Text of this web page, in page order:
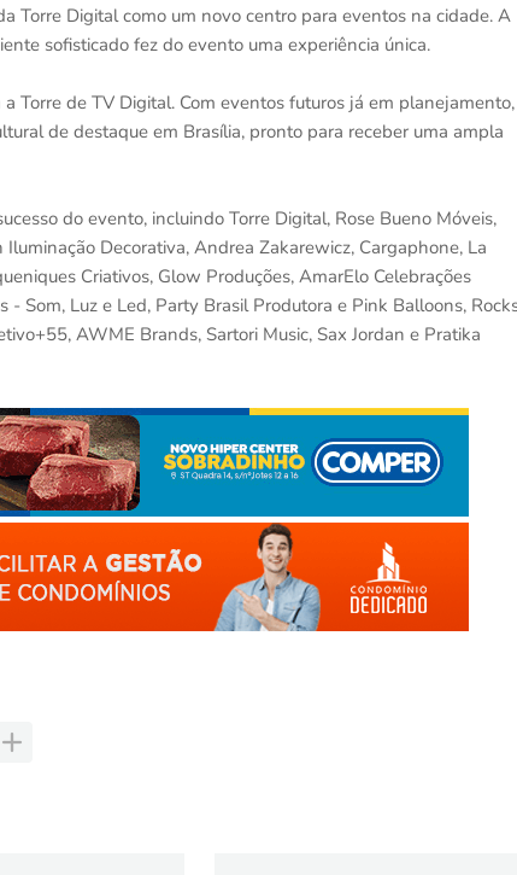
Torre Digital como um novo centro para eventos na cidade. A
sofisticado fez do evento uma experiência única.
Torre de TV Digital. Com eventos futuros já em planejamento,
de destaque em Brasília, pronto para receber uma ampla
do evento, incluindo Torre Digital, Rose Bueno Móveis,
Decorativa, Andrea Zakarewicz, Cargaphone, La
Criativos, Glow Produções, AmarElo Celebrações
Som, Luz e Led, Party Brasil Produtora e Pink Balloons,
AWME Brands, Sartori Music, Sax Jordan e Pratika